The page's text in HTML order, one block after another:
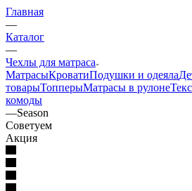
Главная
—
Каталог
—
Чехлы для матраса
МатрасыКроватиПодушки и одеяла
товарыТопперыМатрасы в рулоне
комоды
—Season
Советуем
Акция